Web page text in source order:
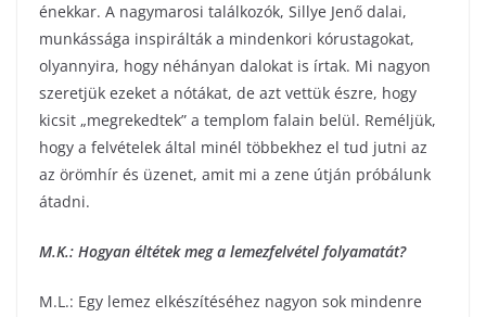
énekkar. A nagymarosi találkozók, Sillye Jenő dalai,
munkássága inspirálták a mindenkori kórustagokat,
olyannyira, hogy néhányan dalokat is írtak. Mi nagyon
szeretjük ezeket a nótákat, de azt vettük észre, hogy
kicsit „megrekedtek” a templom falain belül. Reméljük,
hogy a felvételek által minél többekhez el tud jutni az
az örömhír és üzenet, amit mi a zene útján próbálunk
átadni.
M.K.: Hogyan éltétek meg a lemezfelvétel folyamatát?
M.L.: Egy lemez elkészítéséhez nagyon sok mindenre